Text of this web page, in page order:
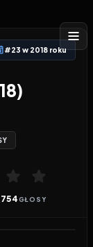
#23 w 2018 roku
GŁOSY